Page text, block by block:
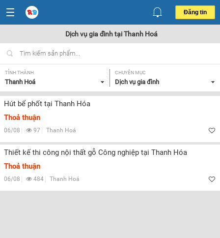
Đăng tin
Dịch vụ gia đình tại Thanh Hoá
TỈNH THÀNH
Thanh Hoá
CHUYÊN MỤC
Dịch vụ gia đình
Hút bể phốt tại Thanh Hóa
Thoả thuận
06/08 97 Thanh Hoá
Thiết kế thi công nội thất gỗ Công nghiệp tại Thanh Hóa
Thoả thuận
06/08 484 Thanh Hoá